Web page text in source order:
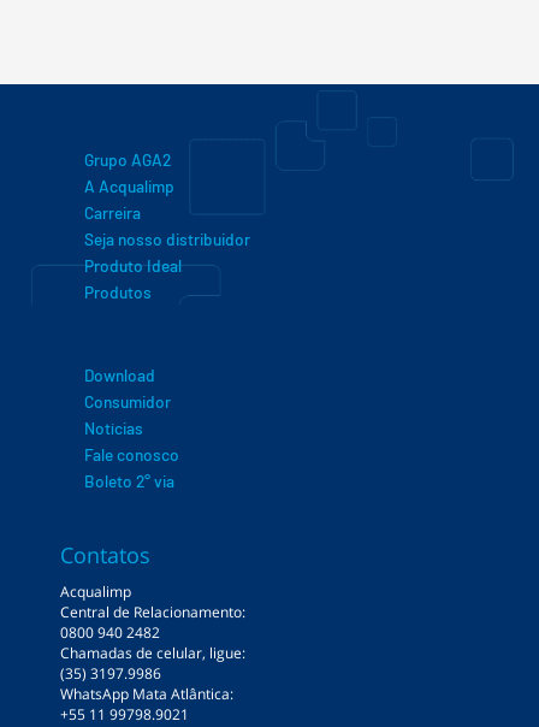
Grupo AGA2
A Acqualimp
Carreira
Seja nosso distribuidor
Produto Ideal
Produtos
Download
Consumidor
Notícias
Fale conosco
Boleto 2° via
Contatos
Acqualimp
Central de Relacionamento:
0800 940 2482
Chamadas de celular, ligue:
(35) 3197.9986
WhatsApp Mata Atlântica:
+55 11 99798.9021